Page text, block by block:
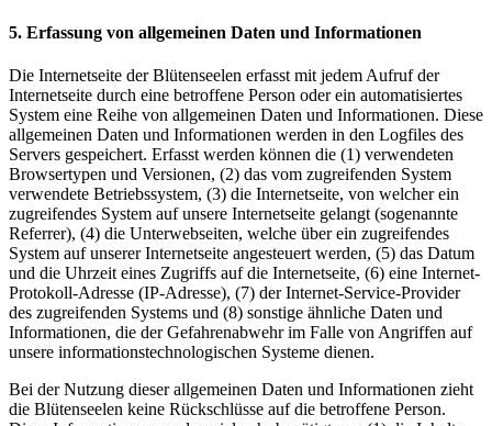
5. Erfassung von allgemeinen Daten und Informationen
Die Internetseite der Blütenseelen erfasst mit jedem Aufruf der
Internetseite durch eine betroffene Person oder ein automatisiertes
System eine Reihe von allgemeinen Daten und Informationen. Diese
allgemeinen Daten und Informationen werden in den Logfiles des
Servers gespeichert. Erfasst werden können die (1) verwendeten
Browsertypen und Versionen, (2) das vom zugreifenden System
verwendete Betriebssystem, (3) die Internetseite, von welcher ein
zugreifendes System auf unsere Internetseite gelangt (sogenannte
Referrer), (4) die Unterwebseiten, welche über ein zugreifendes
System auf unserer Internetseite angesteuert werden, (5) das Datum
und die Uhrzeit eines Zugriffs auf die Internetseite, (6) eine Internet-
Protokoll-Adresse (IP-Adresse), (7) der Internet-Service-Provider
des zugreifenden Systems und (8) sonstige ähnliche Daten und
Informationen, die der Gefahrenabwehr im Falle von Angriffen auf
unsere informationstechnologischen Systeme dienen.
Bei der Nutzung dieser allgemeinen Daten und Informationen zieht
die Blütenseelen keine Rückschlüsse auf die betroffene Person.